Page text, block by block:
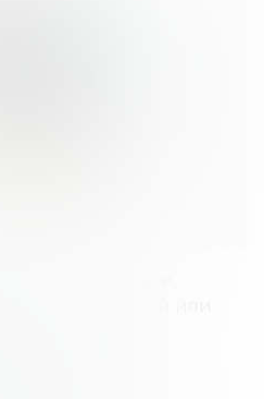
– это деньги,
на пенсионный или
вычета
открытии